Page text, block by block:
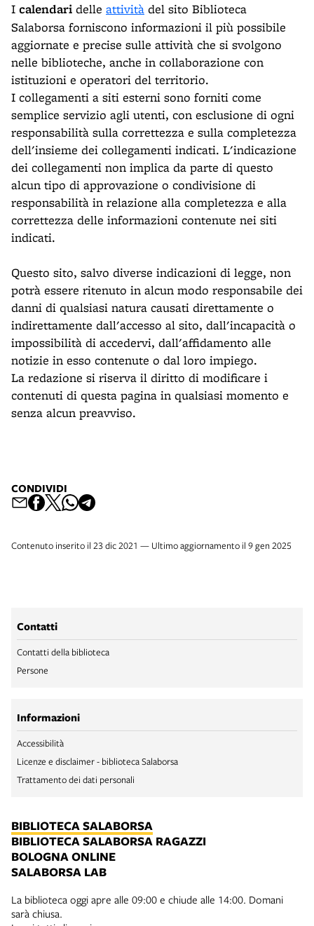
I calendari delle attività del sito Biblioteca
Salaborsa forniscono informazioni il più possibile
aggiornate e precise sulle attività che si svolgono
nelle biblioteche, anche in collaborazione con
istituzioni e operatori del territorio.
I collegamenti a siti esterni sono forniti come
semplice servizio agli utenti, con esclusione di ogni
responsabilità sulla correttezza e sulla completezza
dell'insieme dei collegamenti indicati. L'indicazione
dei collegamenti non implica da parte di questo
alcun tipo di approvazione o condivisione di
responsabilità in relazione alla completezza e alla
correttezza delle informazioni contenute nei siti
indicati.
Questo sito, salvo diverse indicazioni di legge, non
potrà essere ritenuto in alcun modo responsabile dei
danni di qualsiasi natura causati direttamente o
indirettamente dall'accesso al sito, dall'incapacità o
impossibilità di accedervi, dall'affidamento alle
notizie in esso contenute o dal loro impiego.
La redazione si riserva il diritto di modificare i
contenuti di questa pagina in qualsiasi momento e
senza alcun preavviso.
CONDIVIDI
Contenuto inserito il 23 dic 2021 — Ultimo aggiornamento il 9 gen 2025
Contatti
Contatti della biblioteca
Persone
Informazioni
Accessibilità
Licenze e disclaimer - biblioteca Salaborsa
Trattamento dei dati personali
BIBLIOTECA SALABORSA
BIBLIOTECA SALABORSA RAGAZZI
BOLOGNA ONLINE
SALABORSA LAB
La biblioteca oggi apre alle 09:00 e chiude alle 14:00. Domani
sarà chiusa.